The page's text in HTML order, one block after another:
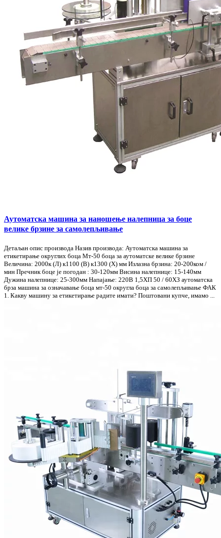
Аутоматска машина за наношење налепница за боце
велике брзине за самолепљивање
Детаљан опис производа Назив производа: Аутоматска машина за
етикетирање округлих боца Мт-50 боца за аутоматске велике брзине
Величина: 2000к (Л) к1100 (В) к1300 (Х) мм Излазна брзина: 20-200ком /
мин Пречник боце је погодан : 30-120мм Висина налепнице: 15-140мм
Дужина налепнице: 25-300мм Напајање: 220В 1,5ХП 50 / 60ХЗ аутоматска
брза машина за означавање боца мт-50 округла боца за самолепљивање ФАК
1. Какву машину за етикетирање радите имати? Поштовани купче, имамо ...